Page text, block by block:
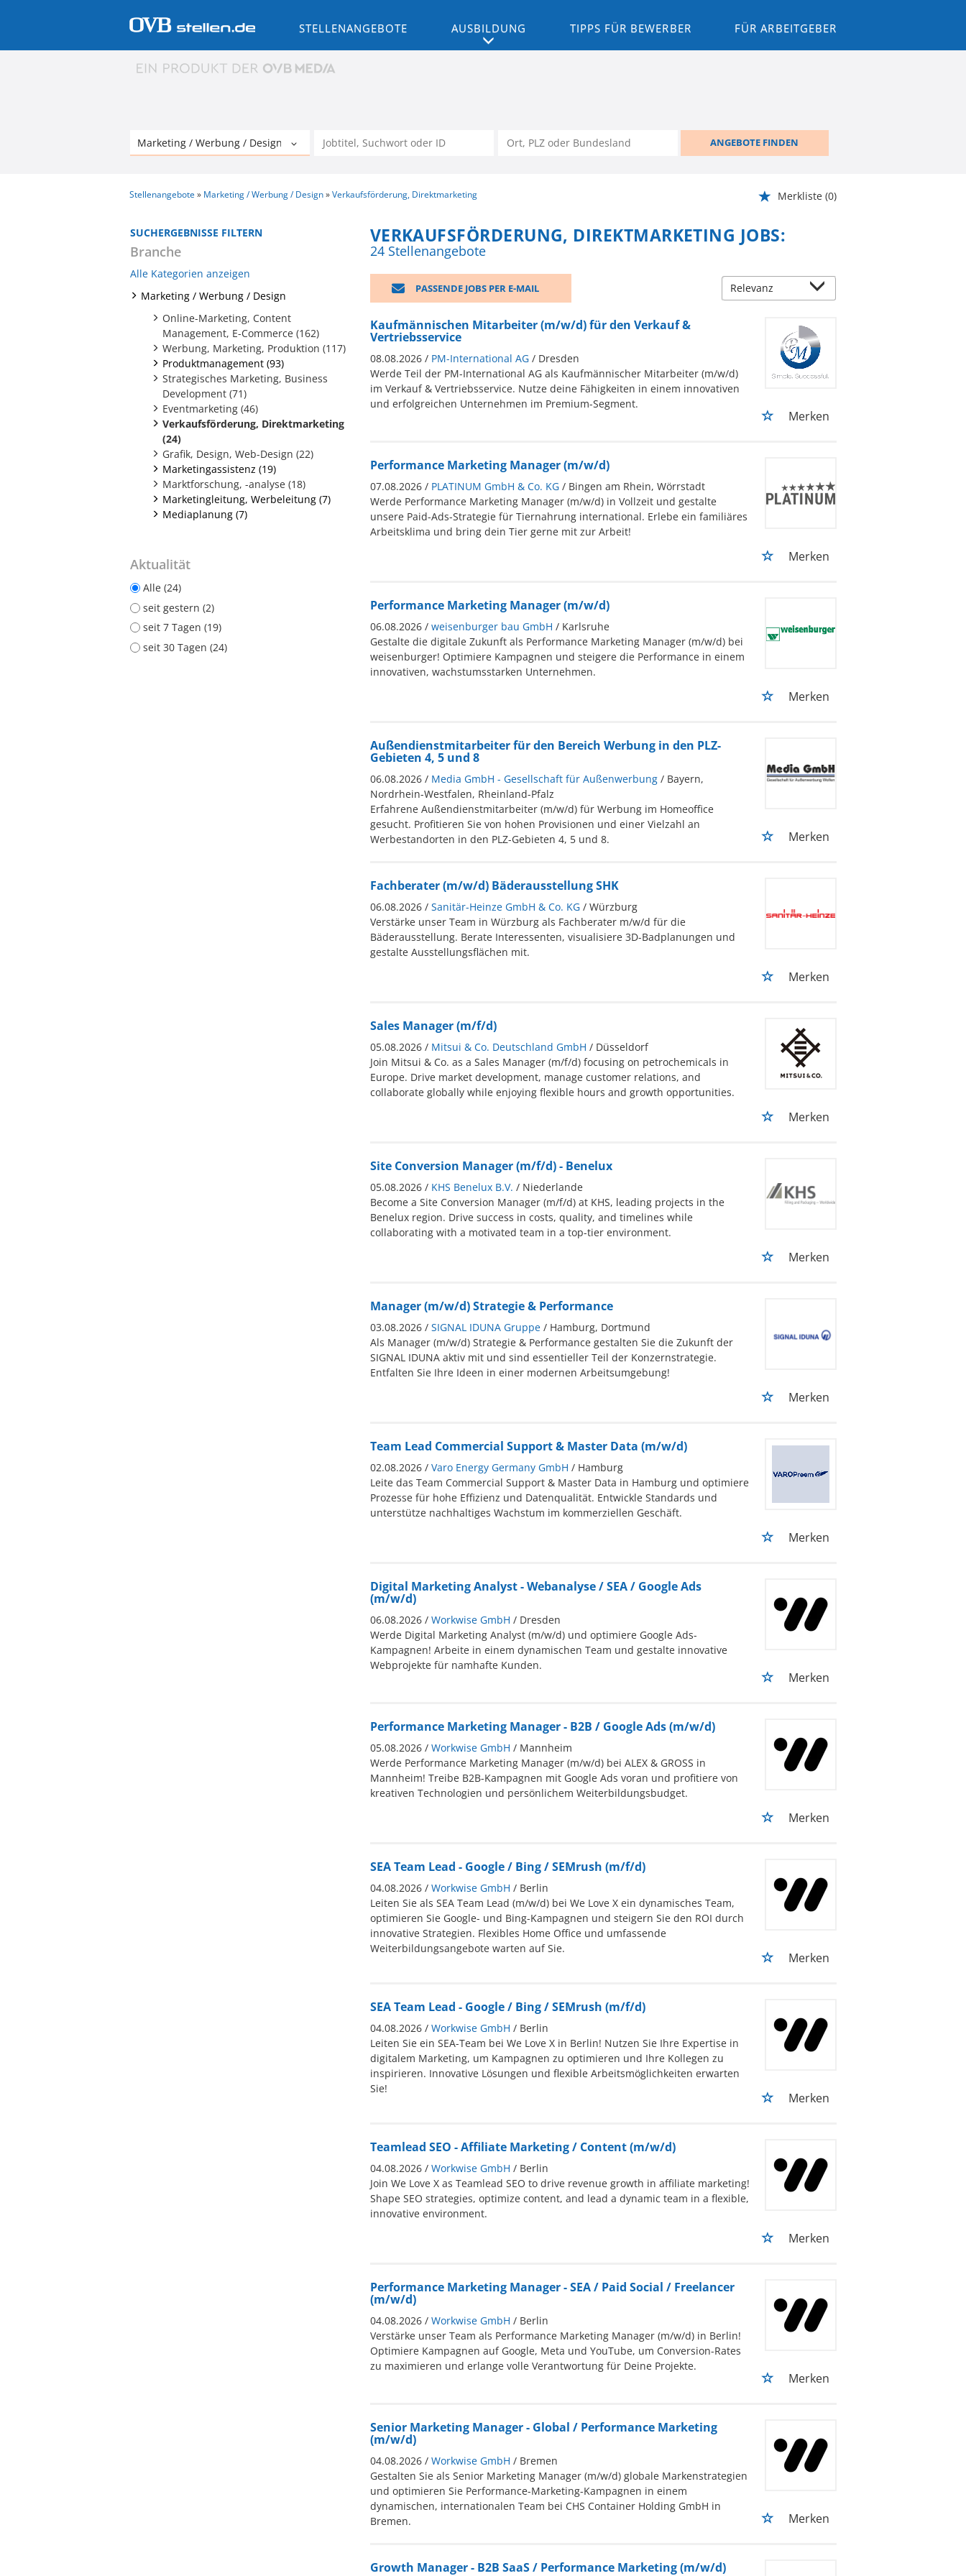
STELLENANGEBOTE AUSBILDUNG TIPPS FÜR BEWERBER FÜR ARBEITGEBER
ANGEBOTE FINDEN
Stellenangebote Marketing / Werbung / Design Verkaufsförderung, Direktmarketing Merkliste (0)
SUCHERGEBNISSE FILTERN
Branche
Alle Kategorien anzeigen
Marketing / Werbung / Design
Online-Marketing, Content
Management, E-Commerce (162)
Werbung, Marketing, Produktion (117)
Produktmanagement (93)
Strategisches Marketing, Business
Development (71)
Eventmarketing (46)
Verkaufsförderung, Direktmarketing
(24)
Grafik, Design, Web-Design (22)
Marketingassistenz (19)
Marktforschung, -analyse (18)
Marketingleitung, Werbeleitung (7)
Mediaplanung (7)
Aktualität
Alle (24)
seit gestern (2)
seit 7 Tagen (19)
seit 30 Tagen (24)
VERKAUFSFÖRDERUNG, DIREKTMARKETING JOBS:
24 Stellenangebote
PASSENDE JOBS PER E-MAIL
Kaufmännischen Mitarbeiter (m/w/d) für den Verkauf &
Vertriebsservice
08.08.2026 / PM-International AG / Dresden
Werde Teil der PM-International AG als Kaufmännischer Mitarbeiter (m/w/d)
im Verkauf & Vertriebsservice. Nutze deine Fähigkeiten in einem innovativen
und erfolgreichen Unternehmen im Premium-Segment.
Merken
Performance Marketing Manager (m/w/d)
07.08.2026 / PLATINUM GmbH & Co. KG / Bingen am Rhein, Wörrstadt
Werde Performance Marketing Manager (m/w/d) in Vollzeit und gestalte
unsere Paid-Ads-Strategie für Tiernahrung international. Erlebe ein familiäres
Arbeitsklima und bring dein Tier gerne mit zur Arbeit!
Merken
Performance Marketing Manager (m/w/d)
06.08.2026 / weisenburger bau GmbH / Karlsruhe
Gestalte die digitale Zukunft als Performance Marketing Manager (m/w/d) bei
weisenburger! Optimiere Kampagnen und steigere die Performance in einem
innovativen, wachstumsstarken Unternehmen.
Merken
Außendienstmitarbeiter für den Bereich Werbung in den PLZ-
Gebieten 4, 5 und 8
06.08.2026 / Media GmbH - Gesellschaft für Außenwerbung / Bayern,
Nordrhein-Westfalen, Rheinland-Pfalz
Erfahrene Außendienstmitarbeiter (m/w/d) für Werbung im Homeoffice
gesucht. Profitieren Sie von hohen Provisionen und einer Vielzahl an
Werbestandorten in den PLZ-Gebieten 4, 5 und 8.
Merken
Fachberater (m/w/d) Bäderausstellung SHK
06.08.2026 / Sanitär-Heinze GmbH & Co. KG / Würzburg
Verstärke unser Team in Würzburg als Fachberater m/w/d für die
Bäderausstellung. Berate Interessenten, visualisiere 3D-Badplanungen und
gestalte Ausstellungsflächen mit.
Merken
Sales Manager (m/f/d)
05.08.2026 / Mitsui & Co. Deutschland GmbH / Düsseldorf
Join Mitsui & Co. as a Sales Manager (m/f/d) focusing on petrochemicals in
Europe. Drive market development, manage customer relations, and
collaborate globally while enjoying flexible hours and growth opportunities.
Merken
Site Conversion Manager (m/f/d) - Benelux
05.08.2026 / KHS Benelux B.V. / Niederlande
Become a Site Conversion Manager (m/f/d) at KHS, leading projects in the
Benelux region. Drive success in costs, quality, and timelines while
collaborating with a motivated team in a top-tier environment.
Merken
Manager (m/w/d) Strategie & Performance
03.08.2026 / SIGNAL IDUNA Gruppe / Hamburg, Dortmund
Als Manager (m/w/d) Strategie & Performance gestalten Sie die Zukunft der
SIGNAL IDUNA aktiv mit und sind essentieller Teil der Konzernstrategie.
Entfalten Sie Ihre Ideen in einer modernen Arbeitsumgebung!
Merken
Team Lead Commercial Support & Master Data (m/w/d)
02.08.2026 / Varo Energy Germany GmbH / Hamburg
Leite das Team Commercial Support & Master Data in Hamburg und optimiere
Prozesse für hohe Effizienz und Datenqualität. Entwickle Standards und
unterstütze nachhaltiges Wachstum im kommerziellen Geschäft.
Merken
Digital Marketing Analyst - Webanalyse / SEA / Google Ads
(m/w/d)
06.08.2026 / Workwise GmbH / Dresden
Werde Digital Marketing Analyst (m/w/d) und optimiere Google Ads-
Kampagnen! Arbeite in einem dynamischen Team und gestalte innovative
Webprojekte für namhafte Kunden.
Merken
Performance Marketing Manager - B2B / Google Ads (m/w/d)
05.08.2026 / Workwise GmbH / Mannheim
Werde Performance Marketing Manager (m/w/d) bei ALEX & GROSS in
Mannheim! Treibe B2B-Kampagnen mit Google Ads voran und profitiere von
kreativen Technologien und persönlichem Weiterbildungsbudget.
Merken
SEA Team Lead - Google / Bing / SEMrush (m/f/d)
04.08.2026 / Workwise GmbH / Berlin
Leiten Sie als SEA Team Lead (m/w/d) bei We Love X ein dynamisches Team,
optimieren Sie Google- und Bing-Kampagnen und steigern Sie den ROI durch
innovative Strategien. Flexibles Home Office und umfassende
Weiterbildungsangebote warten auf Sie.
Merken
SEA Team Lead - Google / Bing / SEMrush (m/f/d)
04.08.2026 / Workwise GmbH / Berlin
Leiten Sie ein SEA-Team bei We Love X in Berlin! Nutzen Sie Ihre Expertise in
digitalem Marketing, um Kampagnen zu optimieren und Ihre Kollegen zu
inspirieren. Innovative Lösungen und flexible Arbeitsmöglichkeiten erwarten
Sie!
Merken
Teamlead SEO - Affiliate Marketing / Content (m/w/d)
04.08.2026 / Workwise GmbH / Berlin
Join We Love X as Teamlead SEO to drive revenue growth in affiliate marketing!
Shape SEO strategies, optimize content, and lead a dynamic team in a flexible,
innovative environment.
Merken
Performance Marketing Manager - SEA / Paid Social / Freelancer
(m/w/d)
04.08.2026 / Workwise GmbH / Berlin
Verstärke unser Team als Performance Marketing Manager (m/w/d) in Berlin!
Optimiere Kampagnen auf Google, Meta und YouTube, um Conversion-Rates
zu maximieren und erlange volle Verantwortung für Deine Projekte.
Merken
Senior Marketing Manager - Global / Performance Marketing
(m/w/d)
04.08.2026 / Workwise GmbH / Bremen
Gestalten Sie als Senior Marketing Manager (m/w/d) globale Markenstrategien
und optimieren Sie Performance-Marketing-Kampagnen in einem
dynamischen, internationalen Team bei CHS Container Holding GmbH in
Bremen.
Merken
Growth Manager - B2B SaaS / Performance Marketing (m/w/d)